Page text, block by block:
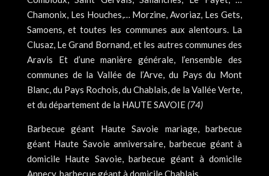
Chamonix, Les Houches,… Morzine, Avoriaz, Les Gets,
Samoens, et toutes les communes aux alentours. La
Clusaz, Le Grand Bornand, et les autres communes des
Aravis Et d’une manière générale, l’ensemble des
communes de la Vallée de l’Arve, du Pays du Mont
Blanc, du Pays Rochois, du Chablais, de la Vallée Verte,
et du département de la HAUTE SAVOIE (74)
Barbecue géant Haute Savoie mariage, barbecue
géant Haute Savoie anniversaire, barbecue géant à
domicile Haute Savoie, barbecue géant à domicile
Annecy, barbecue géant à domicile Chablais,